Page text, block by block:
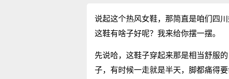
说起这个热风女鞋，那简直是咱们四
这鞋有啥子好呢？我来给你摆一摆。
先说哈，这鞋子穿起来那是相当舒服
子，有时候一走就是半天，脚都痛得